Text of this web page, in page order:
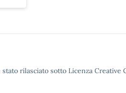
rilasciato sotto Licenza Creative